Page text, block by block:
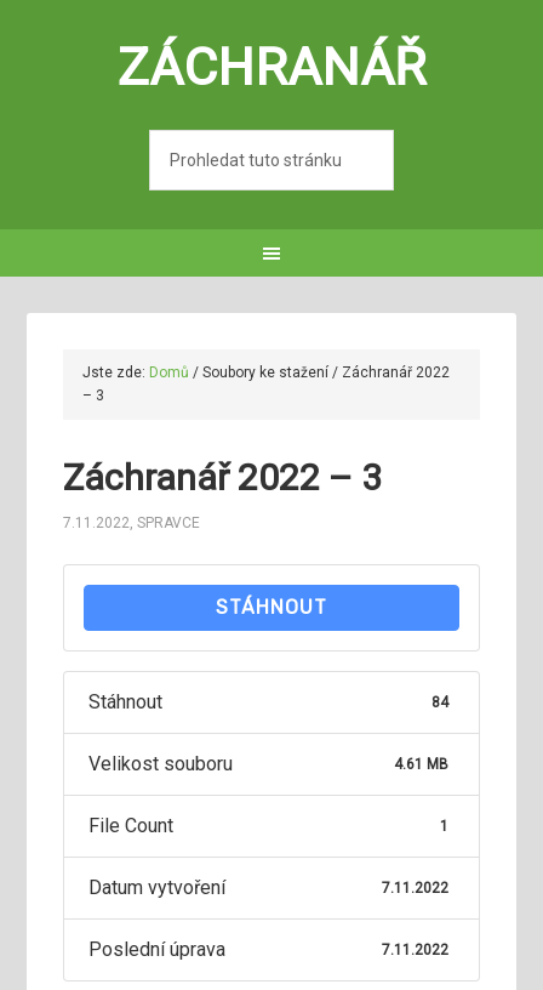
ZÁCHRANÁŘ
Jste zde: Domů / Soubory ke stažení/ Záchranář 2022
– 3
Záchranář 2022 – 3
7.11.2022,SPRAVCE
STÁHNOUT
Stáhnout 84
Velikost souboru 4.61 MB
File Count 1
Datum vytvoření 7.11.2022
Poslední úprava 7.11.2022